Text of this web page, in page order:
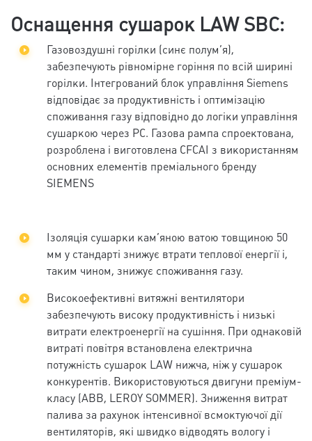
Оснащення сушарок LAW SBC:
Газовоздушні горілки (синє полум’я),
забезпечують рівномірне горіння по всій ширині
горілки. Інтегрований блок управління Siemens
відповідає за продуктивність і оптимізацію
споживання газу відповідно до логіки управління
сушаркою через PC. Газова рампа спроектована,
розроблена і виготовлена CFCAI з використанням
основних елементів преміального бренду
SIEMENS
Ізоляція сушарки кам’яною ватою товщиною 50
мм у стандарті знижує втрати теплової енергії і,
таким чином, знижує споживання газу.
Високоефективні витяжні вентилятори
забезпечують високу продуктивність і низькі
витрати електроенергії на сушіння. При однаковій
витраті повітря встановлена електрична
потужність сушарок LAW нижча, ніж у сушарок
конкурентів. Використовуються двигуни преміум-
класу (ABB, LEROY SOMMER). Зниження витрат
палива за рахунок інтенсивної всмоктуючої дії
вентиляторів, які швидко відводять вологу і